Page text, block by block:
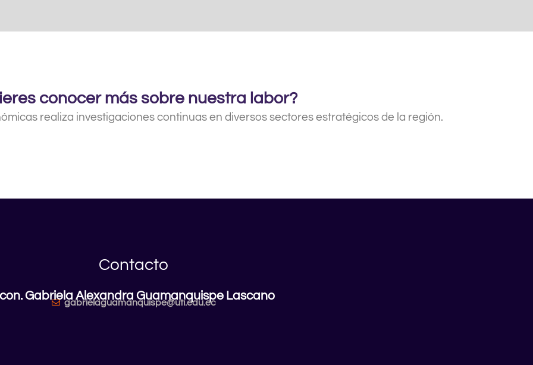
conocer más sobre nuestra labor?
realiza investigaciones continuas en diversos sectores estratégicos de la región.
Contacto
Gabriela Alexandra Guamanquispe Lascano
gabrielaguamanquispe@uti.edu.ec